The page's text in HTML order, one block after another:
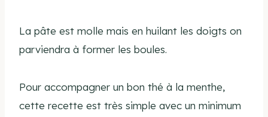
La pâte est molle mais en huilant les doigts on
parviendra à former les boules.
Pour accompagner un bon thé à la menthe,
cette recette est très simple avec un minimum